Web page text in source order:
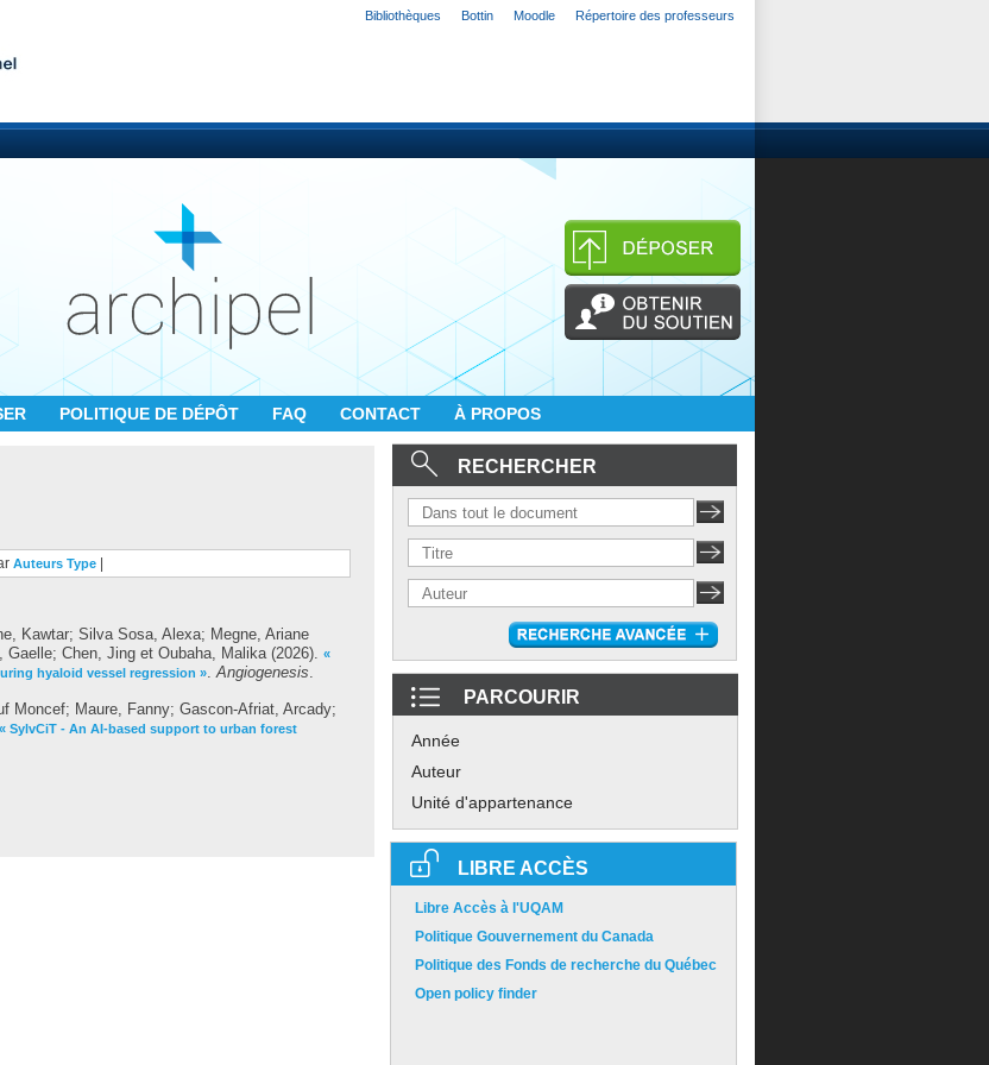
Bibliothèques Bottin Moodle Répertoire des professeurs
POLITIQUE DE DÉPÔT FAQ CONTACT À PROPOS
Auteurs Type
Kawtar; Silva Sosa, Alexa; Megne, Ariane
Gaelle; Chen, Jing et Oubaha, Malika(2026). «
hyaloid vessel regression ».Angiogenesis.
Moncef; Maure, Fanny; Gascon-Afriat, Arcady;
« SylvCiT - An AI-based support to urban forest
RECHERCHER
PARCOURIR
Année
Auteur
Unité d'appartenance
LIBRE ACCÈS
Libre Accès à l'UQAM
Politique Gouvernement du Canada
Politique des Fonds de recherche du Québec
Open policy finder